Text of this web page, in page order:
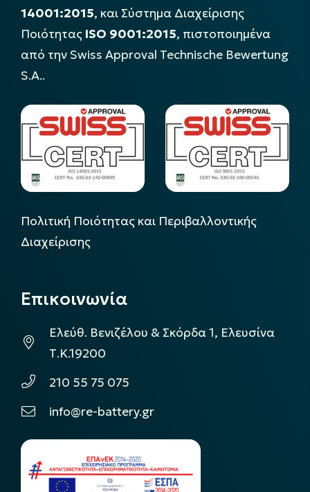
14001:2015, και Σύστημα Διαχείρισης
Ποιότητας ISO 9001:2015, πιστοποιημένα
από την Swiss Approval Technische Bewertung
S.A..
Πολιτική Ποιότητας και Περιβαλλοντικής
Διαχείρισης
Επικοινωνία
Ελεύθ. Βενιζέλου & Σκόρδα 1, Ελευσίνα
Τ.Κ.19200
210 55 75 075
info@re-battery.gr